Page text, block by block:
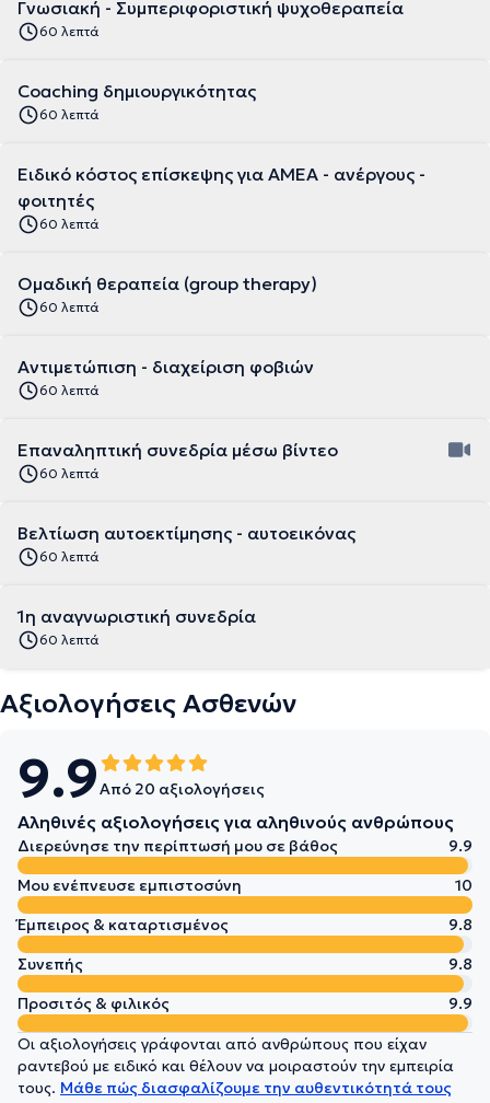
Γνωσιακή - Συμπεριφοριστική ψυχοθεραπεία
60 λεπτά
Coaching δημιουργικότητας
60 λεπτά
Ειδικό κόστος επίσκεψης για ΑΜΕΑ - ανέργους -
φοιτητές
60 λεπτά
Ομαδική θεραπεία (group therapy)
60 λεπτά
Αντιμετώπιση - διαχείριση φοβιών
60 λεπτά
Επαναληπτική συνεδρία μέσω βίντεο
60 λεπτά
Βελτίωση αυτοεκτίμησης - αυτοεικόνας
60 λεπτά
1η αναγνωριστική συνεδρία
60 λεπτά
Αξιολογήσεις Ασθενών
9.9Από 20 αξιολογήσεις
Αληθινές αξιολογήσεις για αληθινούς ανθρώπους
Διερεύνησε την περίπτωσή μου σε βάθος
9.9
Μου ενέπνευσε εμπιστοσύνη
10
Έμπειρος & καταρτισμένος
9.8
Συνεπής
9.8
Προσιτός & φιλικός
9.9
Οι αξιολογήσεις γράφονται από ανθρώπους που είχαν
ραντεβού με ειδικό και θέλουν να μοιραστούν την εμπειρία
τους. Μάθε πώς διασφαλίζουμε την αυθεντικότητά τους